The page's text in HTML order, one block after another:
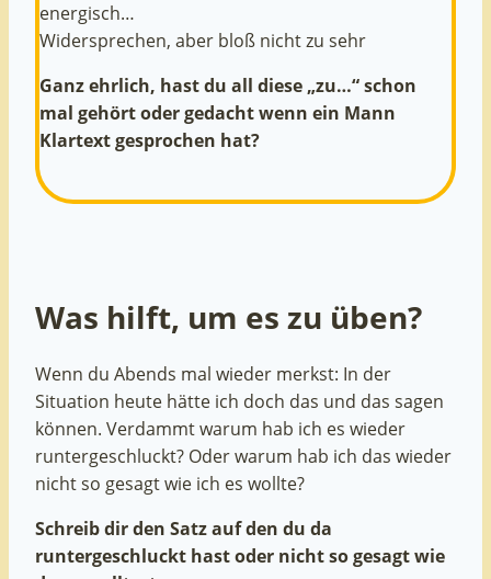
energisch…
Widersprechen, aber bloß nicht zu sehr
Ganz ehrlich, hast du all diese „zu…“ schon
mal gehört oder gedacht wenn ein Mann
Klartext gesprochen hat?
Was hilft, um es zu üben?
Wenn du Abends mal wieder merkst: In der
Situation heute hätte ich doch das und das sagen
können. Verdammt warum hab ich es wieder
runtergeschluckt? Oder warum hab ich das wieder
nicht so gesagt wie ich es wollte?
Schreib dir den Satz auf den du da
runtergeschluckt hast oder nicht so gesagt wie